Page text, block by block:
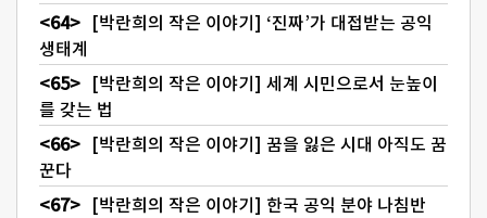
[박란희의 작은 이야기] ‘진짜’가 대접받는 공익
생태계
[박란희의 작은 이야기] 세계 시민으로서 눈높이
를 갖는 법
[박란희의 작은 이야기] 꿈을 잃은 시대 아직도 꿈
꾼다
[박란희의 작은 이야기] 한국 공익 분야 나침반